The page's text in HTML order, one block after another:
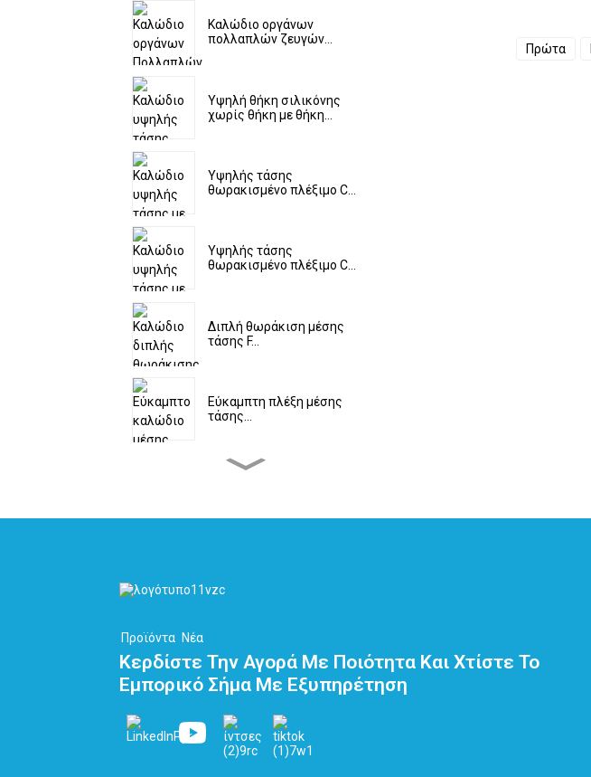
Καλώδιο οργάνων
πολλαπλών ζευγών...
Υψηλή θήκη σιλικόνης
χωρίς θήκη με θήκη...
Υψηλής τάσης
θωρακισμένο πλέξιμο C...
Υψηλής τάσης
θωρακισμένο πλέξιμο C...
Διπλή θωράκιση μέσης
τάσης F...
Εύκαμπτη πλέξη μέσης
τάσης...
Κεφαλίδα τερματικού
κρυογον...
Πρώτα
Προϊόντα Νέα
Κερδίστε Την Αγορά Με Ποιότητα Και Χτίστε Το
Εμπορικό Σήμα Με Εξυπηρέτηση